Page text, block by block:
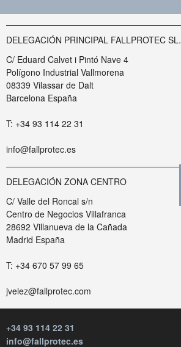
DELEGACIÓN PRINCIPAL FALLPROTEC SL.
C/ Eduard Calvet i Pintó Nave 4
Polígono Industrial Vallmorena
08339 Vilassar de Dalt
Barcelona España
T: +34 93 114 22 31
info@fallprotec.es
DELEGACIÓN ZONA CENTRO
C/ Valle del Roncal s/n
Centro de Negocios Villafranca
28692 Villanueva de la Cañada
Madrid España
T: +34 670 57 99 65
jvelez@fallprotec.com
+34 93 114 22 31
info@fallprotec.es